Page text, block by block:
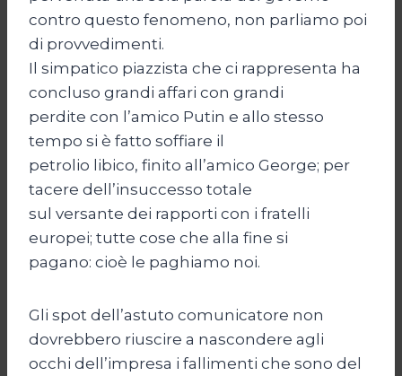
contro questo fenomeno, non parliamo poi
di provvedimenti.
Il simpatico piazzista che ci rappresenta ha
concluso grandi affari con grandi
perdite con l’amico Putin e allo stesso
tempo si è fatto soffiare il
petrolio libico, finito all’amico George; per
tacere dell’insuccesso totale
sul versante dei rapporti con i fratelli
europei; tutte cose che alla fine si
pagano: cioè le paghiamo noi.
Gli spot dell’astuto comunicatore non
dovrebbero riuscire a nascondere agli
occhi dell’impresa i fallimenti che sono del